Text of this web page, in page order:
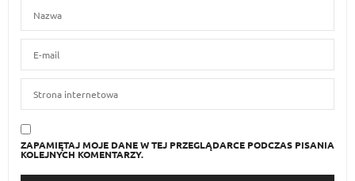
ZAPAMIĘTAJ MOJE DANE W TEJ PRZEGLĄDARCE PODCZAS PISANIA
KOLEJNYCH KOMENTARZY.